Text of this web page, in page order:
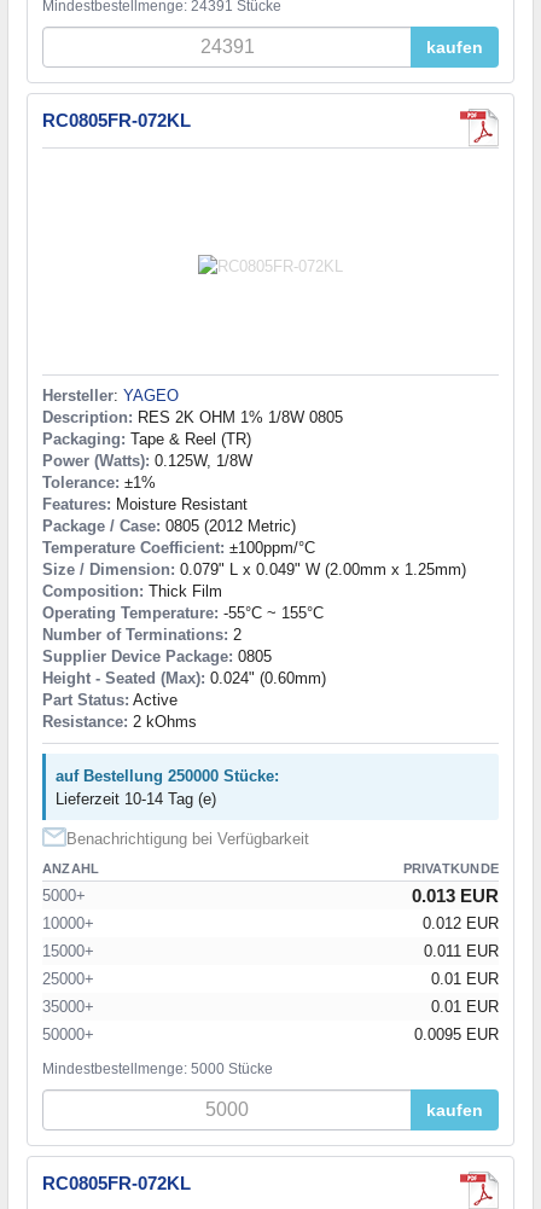
Mindestbestellmenge: 24391 Stücke
kaufen
RC0805FR-072KL
Hersteller: YAGEO
Description: RES 2K OHM 1% 1/8W 0805
Packaging: Tape & Reel (TR)
Power (Watts): 0.125W, 1/8W
Tolerance: ±1%
Features: Moisture Resistant
Package / Case: 0805 (2012 Metric)
Temperature Coefficient: ±100ppm/°C
Size / Dimension: 0.079" L x 0.049" W (2.00mm x 1.25mm)
Composition: Thick Film
Operating Temperature: -55°C ~ 155°C
Number of Terminations: 2
Supplier Device Package: 0805
Height - Seated (Max): 0.024" (0.60mm)
Part Status: Active
Resistance: 2 kOhms
auf Bestellung 250000 Stücke:
Lieferzeit 10-14 Tag (e)
Benachrichtigung bei Verfügbarkeit
ANZAHL PRIVATKUNDE
5000+ 0.013 EUR
10000+
0.012 EUR
15000+
0.011 EUR
25000+
0.01 EUR
35000+
0.01 EUR
50000+
0.0095 EUR
Mindestbestellmenge: 5000 Stücke
kaufen
RC0805FR-072KL